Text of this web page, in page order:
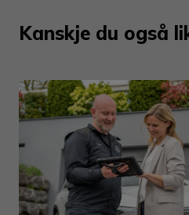
Kanskje du også